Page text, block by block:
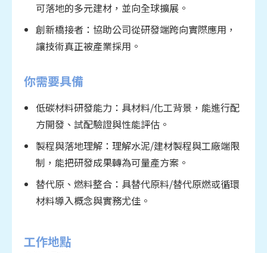
Data / AI 技術 PoC 實作：熟悉數據分析或
模型相關技術，能整合方法論、雲/地端工
具與應用情境，完成 PoC 驗證；或
案規劃與管理經驗，能從需求盤點、提案評
估、方案設計到導入與成效追蹤，確保落地
並持續優化。
可落地的多元建材，並向全球擴展。
創新橋接者：協助公司從研發端跨向實際應用，
讓技術真正被產業採用。
你需要具備
低碳材料研發能力：具材料/化工背景，能進行配
方開發、試配驗證與性能評估。
製程與落地理解：理解水泥/建材製程與工廠端限
制，能把研發成果轉為可量產方案。
替代原、燃料整合：具替代原料/替代原燃或循環
材料導入概念與實務尤佳。
工作地點